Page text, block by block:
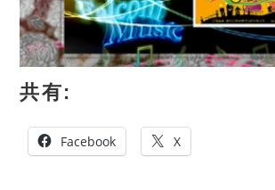
共有:
Facebook X